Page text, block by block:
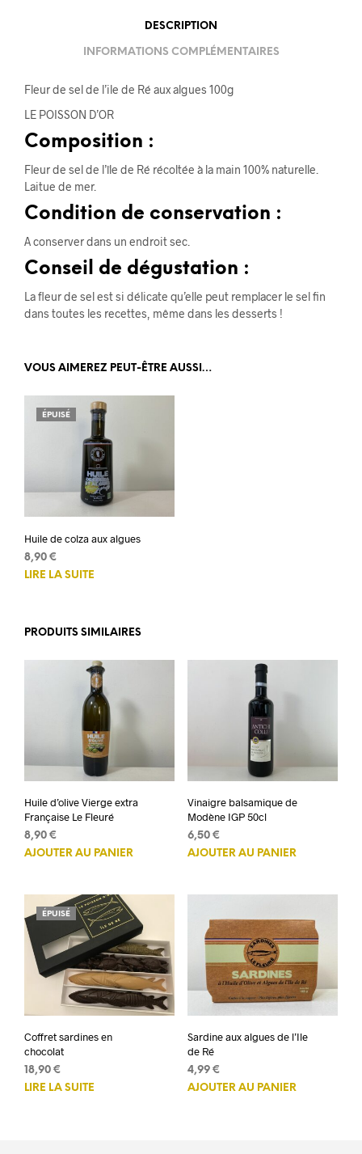
DESCRIPTION
INFORMATIONS COMPLÉMENTAIRES
Fleur de sel de l’ile de Ré aux algues 100g
LE POISSON D’OR
Composition :
Fleur de sel de l’île de Ré récoltée à la main 100% naturelle.
Laitue de mer.
Condition de conservation :
A conserver dans un endroit sec.
Conseil de dégustation :
La fleur de sel est si délicate qu’elle peut remplacer le sel fin
dans toutes les recettes, même dans les desserts !
VOUS AIMEREZ PEUT-ÊTRE AUSSI…
ÉPUISÉ
Huile de colza aux algues
8,90 €
LIRE LA SUITE
PRODUITS SIMILAIRES
Huile d’olive Vierge extra
Française Le Fleuré
8,90 €
AJOUTER AU PANIER
Vinaigre balsamique de
Modène IGP 50cl
6,50 €
AJOUTER AU PANIER
ÉPUISÉ
Coffret sardines en
chocolat
18,90 €
LIRE LA SUITE
Sardine aux algues de l’Ile
de Ré
4,99 €
AJOUTER AU PANIER